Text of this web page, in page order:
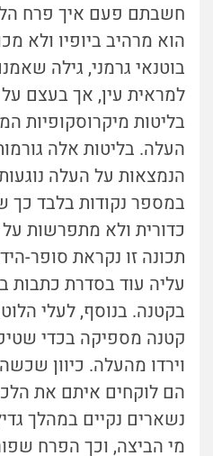
חשבתם פעם איך פרח
הוא מרהיב ביופיו ולא
בוטנאי גרמני, גילה
למראית עין, אך בעצם על
בליטות מיקרוסקופיות
העלה. בליטות אלה
הנמצאות על העלה
במספר נקודות בלבד כך
כדורית ולא מתפרשות
תכונה זו נקראת סופר-
עליה עוד בסדרת כתבות
בקטנה. בנוסף, לעלי
קטנה מספיקה בכדי
וירדו מהעלה. כיוון
הם לוקחים איתם את
נשארים נקיים במהלך
מי הביצה, וכך הפרח